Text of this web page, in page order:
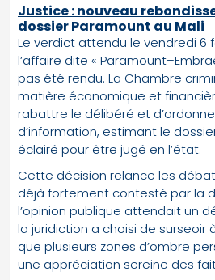
Justice : nouveau
dossier Paramount au Mali
Le verdict attendu le vendredi 6
l’affaire dite «
pas été rendu. La Chambre
matière économique et
rabattre le délibéré et
d’information, estimant le
éclairé pour être jugé en l’état.
Cette décision relance les
déjà fortement contesté par la
l’opinion publique attendait un
la juridiction a choisi de surseoir
que plusieurs zones d’ombre
une appréciation sereine des